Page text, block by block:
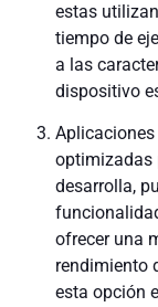
estas
tiempo de
a las
dispositivo
optimizadas
desarrolla,
ofrecer una
rendimiento
esta opción